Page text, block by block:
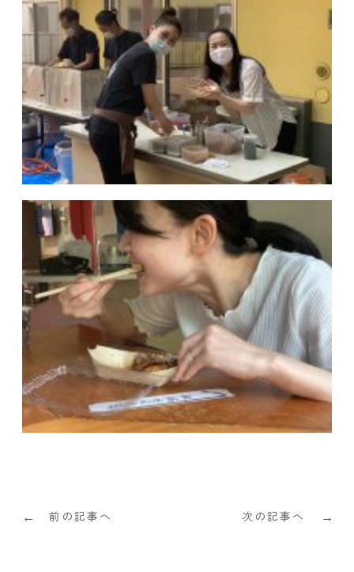
← 前の記事へ 次の記事へ →